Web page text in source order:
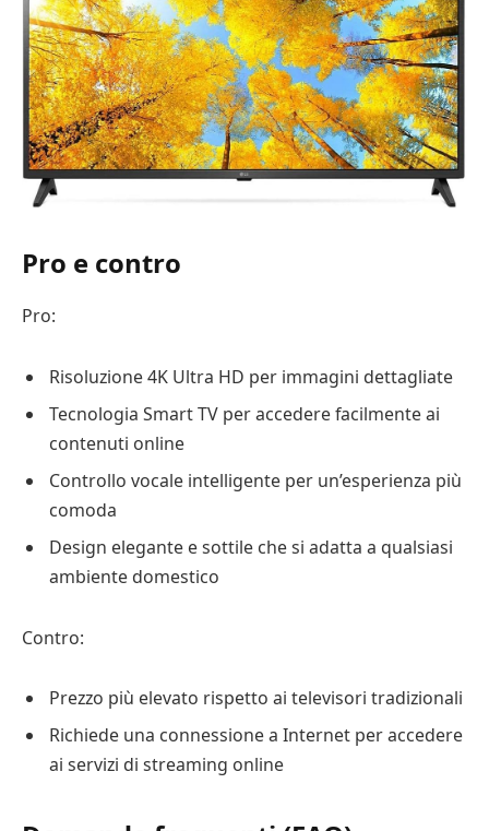
Pro e contro
Pro:
Risoluzione 4K Ultra HD per immagini dettagliate
Tecnologia Smart TV per accedere facilmente ai
contenuti online
Controllo vocale intelligente per un’esperienza più
comoda
Design elegante e sottile che si adatta a qualsiasi
ambiente domestico
Contro:
Prezzo più elevato rispetto ai televisori tradizionali
Richiede una connessione a Internet per accedere
ai servizi di streaming online